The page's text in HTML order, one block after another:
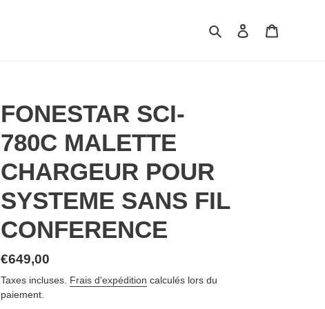
RechercherSe connecter
FONESTAR SCI-
780C MALETTE
CHARGEUR POUR
SYSTEME SANS FIL
CONFERENCE
Prix
normal
€649,00
Taxes incluses. Frais d'expédition calculés lors du
paiement.